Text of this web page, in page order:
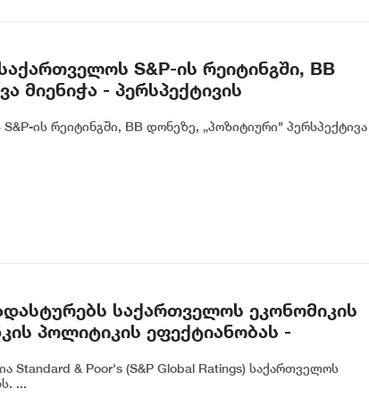
S&P-ის რეიტინგში, BB
მიენიჭა - პერსპექტივის
მიმზიდველ ქვეყნად რჩება | ვახტანგ
ის რეიტინგში, BB დონეზე, „პოზიტიური" პერსპექტივა
საქართველოს ეკონომიკის
პოლიტიკის ეფექტიანობას -
Standard & Poor's (S&P Global Ratings) საქართველოს
...